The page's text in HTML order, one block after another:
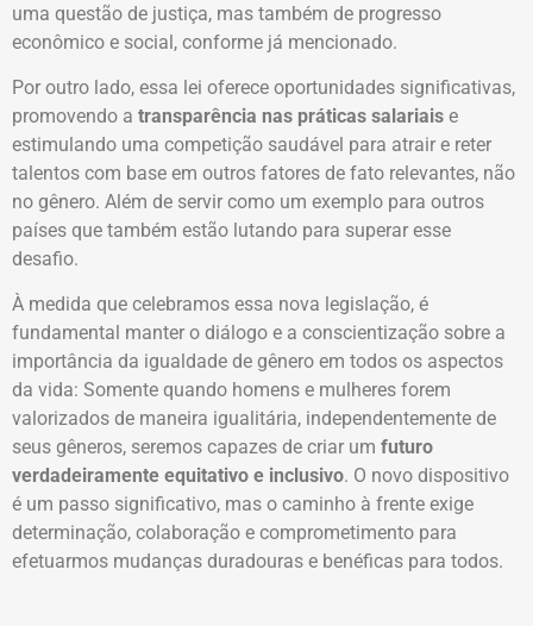
uma questão de justiça, mas também de progresso
econômico e social, conforme já mencionado.
Por outro lado, essa lei oferece oportunidades significativas,
promovendo a transparência nas práticas salariais e
estimulando uma competição saudável para atrair e reter
talentos com base em outros fatores de fato relevantes, não
no gênero. Além de servir como um exemplo para outros
países que também estão lutando para superar esse
desafio.
À medida que celebramos essa nova legislação, é
fundamental manter o diálogo e a conscientização sobre a
importância da igualdade de gênero em todos os aspectos
da vida: Somente quando homens e mulheres forem
valorizados de maneira igualitária, independentemente de
seus gêneros, seremos capazes de criar um futuro
verdadeiramente equitativo e inclusivo. O novo dispositivo
é um passo significativo, mas o caminho à frente exige
determinação, colaboração e comprometimento para
efetuarmos mudanças duradouras e benéficas para todos.